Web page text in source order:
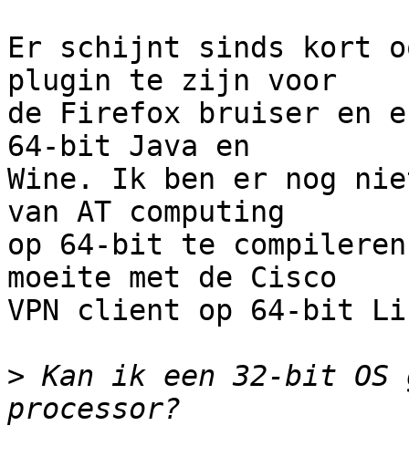
Er schijnt sinds kort
plugin te zijn voor
de Firefox bruiser en
64-bit Java en
Wine. Ik ben er nog
van AT computing
op 64-bit te
moeite met de Cisco
VPN client op 64-bit
> Kan ik een 32-bit OS